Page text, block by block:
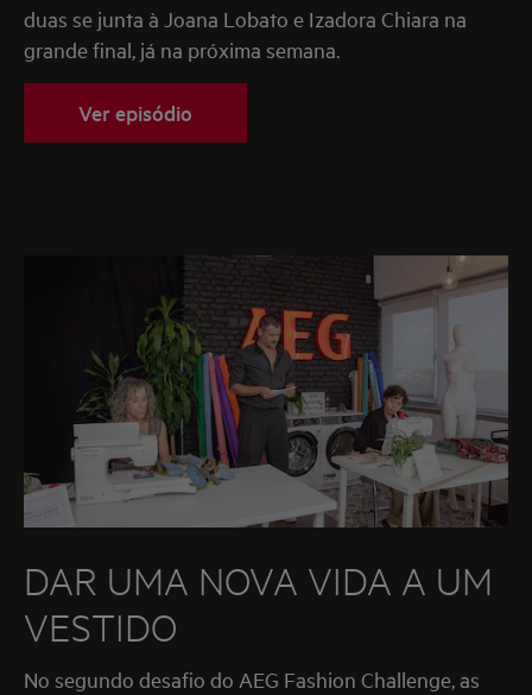
duas se junta à Joana Lobato e Izadora Chiara na
grande final, já na próxima semana.
Ver episódio
DAR UMA NOVA VIDA A UM
VESTIDO
No segundo desafio do AEG Fashion Challenge, as